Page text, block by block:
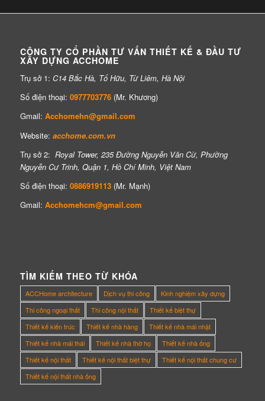
CÔNG TY CỔ PHẦN TƯ VẤN THIẾT KẾ & ĐẦU TƯ
XÂY DỰNG ACCHOME
Trụ sở 1: C14 Bắc Hà, Tố Hữu, Từ Liêm, Hà Nội
Số điện thoại: 0977703776(Mr. Khương)
Gmail: Acchomehn@gmail.com
Website: acchome.com.vn
Trụ sở 2: Royal Tower, 235 Đường Nguyễn Văn Cừ, Phường
Nguyễn Cư Trinh, Quận 1, Hồ Chí Minh, Việt Nam
Số điện thoại: 0886919113(Mr. Mạnh)
Gmail: Acchomehcm@gmail.com
TÌM KIẾM THEO TỪ KHÓA
ACCHome architecture Dịch vụ thi công
Kinh nghiệm xây dựng
Thi công ngoại thất
Thi công nội thất
Thiết kế biệt thự
Thiết kế kiến trúc
Thiết kế nhà hàng
Thiết kế nhà mái nhật
Thiết kế nhà mái thái
Thiết kế nhà thờ họ
Thiết kế nhà ống
Thiết kế nội thất
Thiết kế nội thất biệt thự
Thiết kế nội thất chung cư
Thiết kế nội thất nhà ống